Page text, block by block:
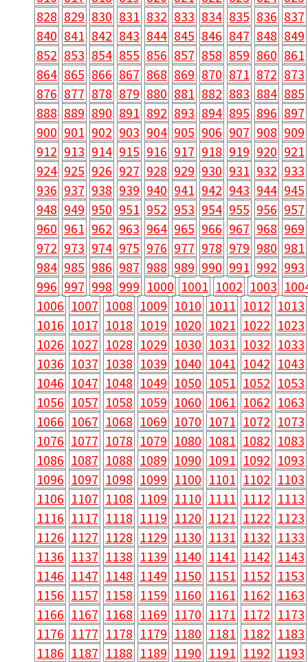
828 829 830 831 832 833 834 835 836 837
840 841 842 843 844 845 846 847 848 849
852 853 854 855 856 857 858 859 860 861
864 865 866 867 868 869 870 871 872 873
876 877 878 879 880 881 882 883 884 885
888 889 890 891 892 893 894 895 896 897
900 901 902 903 904 905 906 907 908 909
912 913 914 915 916 917 918 919 920 921
924 925 926 927 928 929 930 931 932 933
936 937 938 939 940 941 942 943 944 945
948 949 950 951 952 953 954 955 956 957
960 961 962 963 964 965 966 967 968 969
972 973 974 975 976 977 978 979 980 981
984 985 986 987 988 989 990 991 992 993
996 997 998 999 1000 1001 1002 1003
1006 1007 1008 1009 1010 1011 1012 1013
1016 1017 1018 1019 1020 1021 1022 1023
1026 1027 1028 1029 1030 1031 1032 1033
1036 1037 1038 1039 1040 1041 1042 1043
1046 1047 1048 1049 1050 1051 1052 1053
1056 1057 1058 1059 1060 1061 1062 1063
1066 1067 1068 1069 1070 1071 1072 1073
1076 1077 1078 1079 1080 1081 1082 1083
1086 1087 1088 1089 1090 1091 1092 1093
1096 1097 1098 1099 1100 1101 1102 1103
1106 1107 1108 1109 1110 1111 1112 1113
1116 1117 1118 1119 1120 1121 1122 1123
1126 1127 1128 1129 1130 1131 1132 1133
1136 1137 1138 1139 1140 1141 1142 1143
1146 1147 1148 1149 1150 1151 1152 1153
1156 1157 1158 1159 1160 1161 1162 1163
1166 1167 1168 1169 1170 1171 1172 1173
1176 1177 1178 1179 1180 1181 1182 1183
1186 1187 1188 1189 1190 1191 1192 1193